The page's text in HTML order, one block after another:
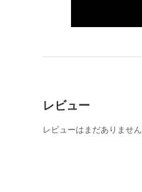
レビュー
レビューはまだありません